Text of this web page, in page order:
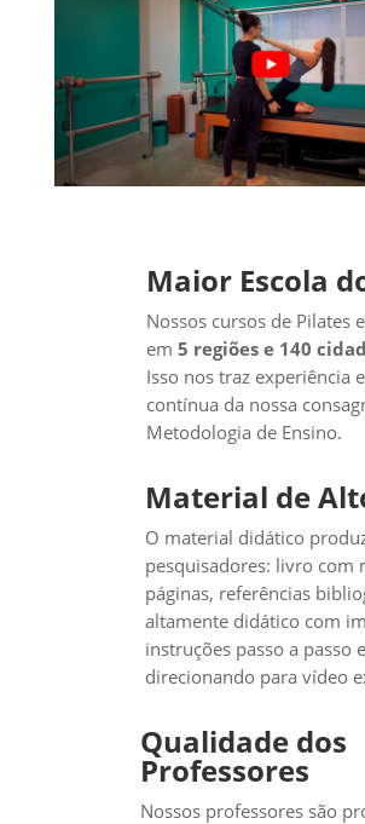
Maior Escola
Nossos cursos de Pilates
em 5 regiões e 140
Isso nos traz experiência
contínua da nossa
Metodologia de Ensino.
Material de
O material didático
pesquisadores: livro com
páginas, referências
altamente didático com
instruções passo a passo
direcionando para vídeo
Qualidade dos
Professores
Nossos professores são